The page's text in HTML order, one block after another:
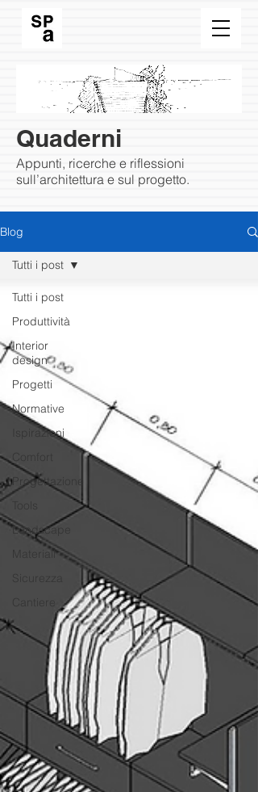
Quaderni
Appunti, ricerche e riflessioni
sull’architettura e sul progetto.
Blog
Tutti i post
Produttività
Interior
design
Progetti
Normative
Ispirazioni
Comfort
Progettazione
Landscape
Materiali
Tutti i post